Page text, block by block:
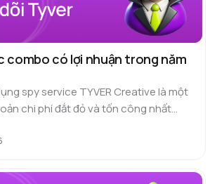
combo có lợi nhuận trong năm
spy service TYVER Creative là một
chi phí đắt đỏ và tốn công nhất
Việc tạo video và static từ đầu…